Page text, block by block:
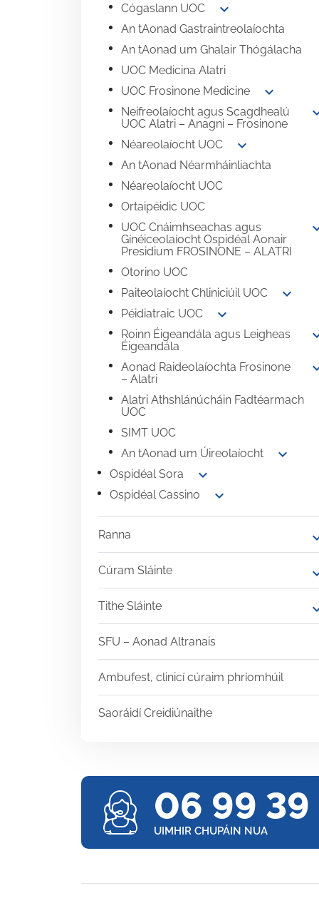
Cógaslann UOC
expand_more
An tAonad Gastraintreolaíochta
An tAonad um Ghalair Thógálacha
UOC Medicina Alatri
UOC Frosinone Medicine
expand_more
Neifreolaíocht agus Scagdhealú
UOC Alatri – Anagni – Frosinone
Néareolaíocht UOC expand_more
An tAonad Néarmháinliachta
Néareolaíocht UOC
Ortaipéidic UOC
UOC Cnáimhseachas agus
Gínéiceolaíocht Ospidéal Aonair
Presidium FROSINONE – ALATRI
Otorino UOC
Paiteolaíocht Chliniciúil UOC
expand_more
Péidiatraic UOC expand_more
Roinn Éigeandála agus Leigheas
Éigeandála
Aonad Raideolaíochta Frosinone
– Alatri
Alatri Athshlánúcháin Fadtéarmach
UOC
SIMT UOC
An tAonad um Úireolaíocht
expand_more
Ospidéal Sora expand_more
Ospidéal Cassino expand_more
Ranna
Cúram Sláinte
Tithe Sláinte
SFU – Aonad Altranais
Ambufest, clinicí cúraim phríomhúil
Saoráidí Creidiúnaithe
06 99 39
UIMHIR CHUPÁIN NUA